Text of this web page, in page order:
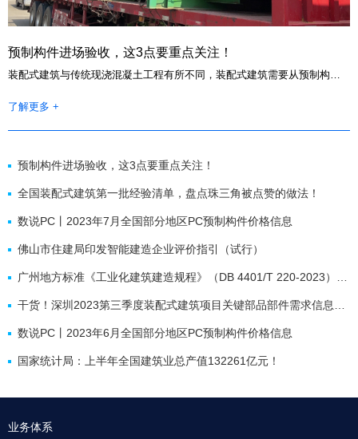
预制构件进场验收，这3点要重点关注！
装配式建筑与传统现浇混凝土工程有所不同，装配式建筑需要从预制构件工厂采购构件，并运输到现场进行安装。在这个过程中，构件的进场施工是决定装配式建筑施工质量的重要阶段，构件质量管控尤其重要。
了解更多 +
预制构件进场验收，这3点要重点关注！
全国装配式建筑第一批经验清单，盘点珠三角被点赞的做法！
数说PC丨2023年7月全国部分地区PC预制构件价格信息
佛山市住建局印发智能建造企业评价指引（试行）
广州地方标准《工业化建筑建造规程》（DB 4401/T 220-2023）发布
干货！深圳2023第三季度装配式建筑项目关键部品部件需求信息、产能与排期信息
数说PC丨2023年6月全国部分地区PC预制构件价格信息
国家统计局：上半年全国建筑业总产值132261亿元！
业务体系